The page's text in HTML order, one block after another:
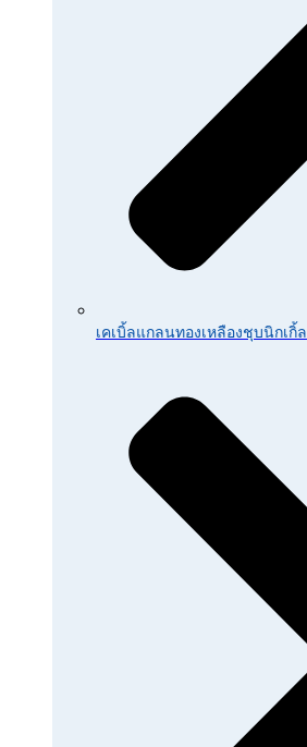
เคเบิ้ลแกลนทองเหลืองชุบนิกเกิ้ล